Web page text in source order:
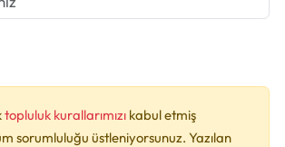
topluluk kurallarımızı kabul etmiş
sorumluluğu üstleniyorsunuz. Yazılan